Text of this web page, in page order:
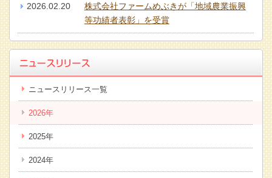
2026.02.20
株式会社ファームめぶきが「地域農業振興
等功績者表彰」を受賞
ニュースリリース一覧
2026年
2025年
2024年